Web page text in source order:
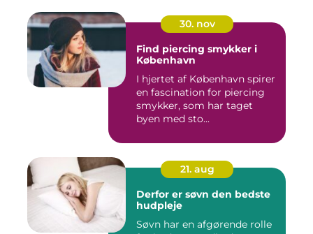
30. nov
Find piercing smykker i
København
I hjertet af København spirer
en fascination for piercing
smykker, som har taget
byen med sto...
21. aug
Derfor er søvn den bedste
hudpleje
Søvn har en afgørende rolle